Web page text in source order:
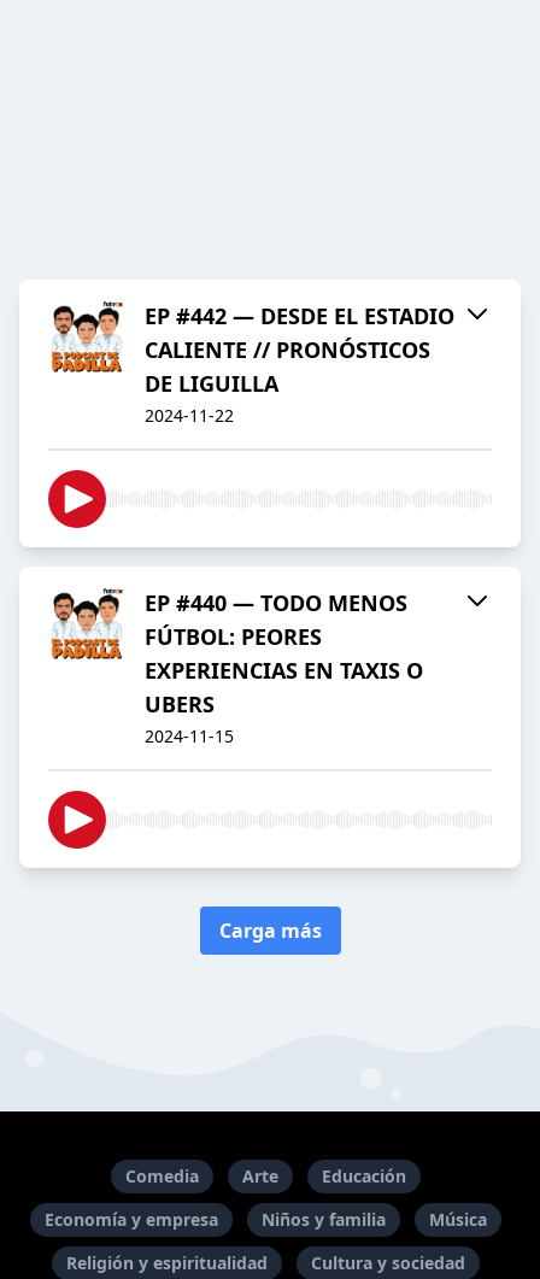
EP #442 — DESDE EL ESTADIO
CALIENTE // PRONÓSTICOS
DE LIGUILLA
2024-11-22
EP #440 — TODO MENOS
FÚTBOL: PEORES
EXPERIENCIAS EN TAXIS O
UBERS
2024-11-15
Carga más
Comedia Arte
Educación
Economía y empresa
Niños y familia
Música
Religión y espiritualidad
Cultura y sociedad